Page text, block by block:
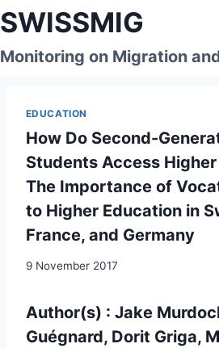
Skip
to
content
SWISSMIG
Monitoring on Migration
EDUCATION
How Do Second-
Students Access
The Importance of
to Higher Education in
France, and Germany
9 November 2017
Author(s) : Jake
Guégnard, Dorit Griga,